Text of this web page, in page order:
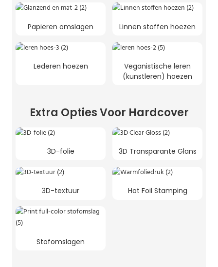
Papieren omslagen Linnen stoffen hoezen
Lederen hoezen
Veganistische leren
(kunstleren) hoezen
Extra Opties Voor Hardcover
3D-folie 3D Transparante Glans
3D-textuur Hot Foil Stamping
Stofomslagen